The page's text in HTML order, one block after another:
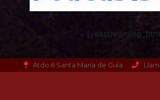
Atdo.6 Santa María de Guía